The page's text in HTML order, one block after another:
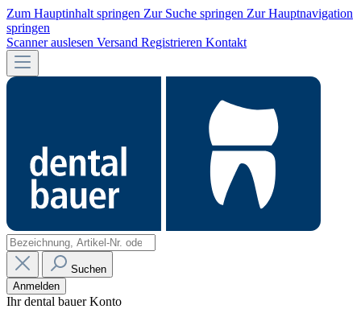
Zum Hauptinhalt springen Zur Suche springen Zur Hauptnavigation
springen
Scanner auslesen Versand Registrieren Kontakt
Suchen
Anmelden
Ihr dental bauer Konto